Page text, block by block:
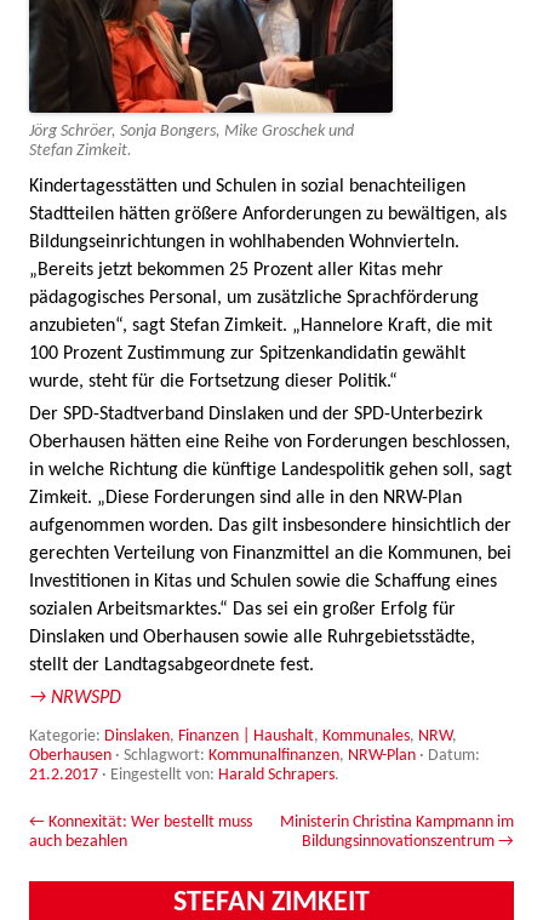
Jörg Schröer, Sonja Bongers, Mike Groschek und
Stefan Zimkeit.
Kindertagesstätten und Schulen in sozial benachteiligen
Stadtteilen hätten größere Anforderungen zu bewältigen, als
Bildungseinrichtungen in wohlhabenden Wohnvierteln.
„Bereits jetzt bekommen 25 Prozent aller Kitas mehr
pädagogisches Personal, um zusätzliche Sprachförderung
anzubieten“, sagt Stefan Zimkeit. „Hannelore Kraft, die mit
100 Prozent Zustimmung zur Spitzenkandidatin gewählt
wurde, steht für die Fortsetzung dieser Politik.“
Der SPD-Stadtverband Dinslaken und der SPD-Unterbezirk
Oberhausen hätten eine Reihe von Forderungen beschlossen,
in welche Richtung die künftige Landespolitik gehen soll, sagt
Zimkeit. „Diese Forderungen sind alle in den NRW-Plan
aufgenommen worden. Das gilt insbesondere hinsichtlich der
gerechten Verteilung von Finanzmittel an die Kommunen, bei
Investitionen in Kitas und Schulen sowie die Schaffung eines
sozialen Arbeitsmarktes.“ Das sei ein großer Erfolg für
Dinslaken und Oberhausen sowie alle Ruhrgebietsstädte,
stellt der Landtagsabgeordnete fest.
→ NRWSPD
Kategorie: Dinslaken, Finanzen | Haushalt, Kommunales, NRW,
Oberhausen · Schlagwort: Kommunalfinanzen, NRW-Plan · Datum:
21.2.2017 · Eingestellt von: Harald Schrapers.
Beitrags-Navigation
← Konnexität: Wer bestellt muss
auch bezahlen
Ministerin Christina Kampmann im
Bildungsinnovationszentrum →
STEFAN ZIMKEIT